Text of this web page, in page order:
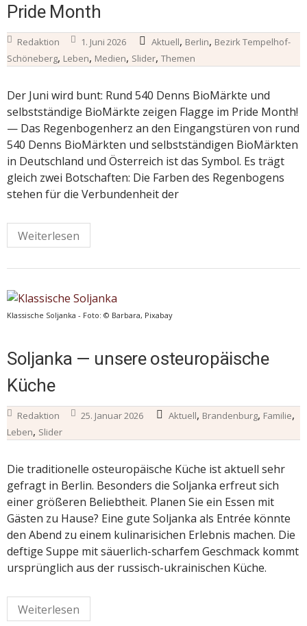
Pride Month
Redaktion 1. Juni 2026 Aktuell, Berlin, Bezirk Tempelhof-
Schöneberg, Leben, Medien, Slider, Themen
Der Juni wird bunt: Rund 540 Denns BioMärkte und
selbstständige BioMärkte zeigen Flagge im Pride Month!
— Das Regenbogenherz an den Eingangstüren von rund
540 Denns BioMärkten und selbstständigen BioMärkten
in Deutschland und Österreich ist das Symbol. Es trägt
gleich zwei Botschaften: Die Farben des Regenbogens
stehen für die Verbundenheit der
Weiterlesen
Klassische Soljanka - Foto: © Barbara, Pixabay
Soljanka — unsere osteuropäische
Küche
Redaktion 25. Januar 2026 Aktuell, Brandenburg, Familie,
Leben, Slider
Die traditionelle osteuropäische Küche ist aktuell sehr
gefragt in Berlin. Besonders die Soljanka erfreut sich
einer größeren Beliebtheit. Planen Sie ein Essen mit
Gästen zu Hause? Eine gute Soljanka als Entrée könnte
den Abend zu einem kulinarisichen Erlebnis machen. Die
deftige Suppe mit säuerlich-scharfem Geschmack kommt
ursprünglich aus der russisch-ukrainischen Küche.
Weiterlesen